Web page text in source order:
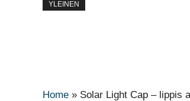
YLEINEN
Home » Solar Light Cap – lippis